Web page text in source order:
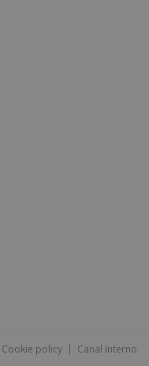
Cookie policy | Canal interno